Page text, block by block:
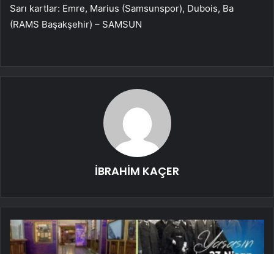
Sarı kartlar: Emre, Marius (Samsunspor), Dubois, Ba
(RAMS Başakşehir) – SAMSUN
İBRAHİM KAÇER